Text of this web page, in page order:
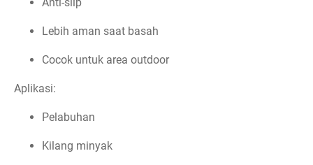
Anti-slip
Lebih aman saat basah
Cocok untuk area outdoor
Aplikasi:
Pelabuhan
Kilang minyak